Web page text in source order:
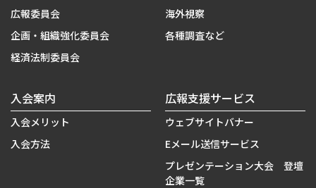
広報委員会
企画・組織強化委員会
経済法制委員会
海外視察
各種調査など
入会案内
入会メリット
入会方法
広報支援サービス
ウェブサイトバナー
Eメール送信サービス
プレゼンテーション大会 登壇
企業一覧